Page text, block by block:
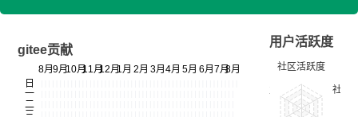
gitee贡献
用户活跃度